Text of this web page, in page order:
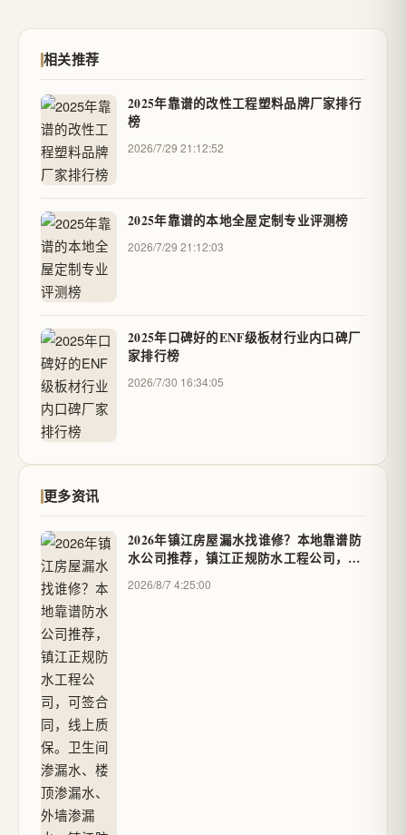
相关推荐
2025年靠谱的改性工程塑料品牌厂家排行
榜
2026/7/29 21:12:52
2025年靠谱的本地全屋定制专业评测榜
2026/7/29 21:12:03
2025年口碑好的ENF级板材行业内口碑厂
家排行榜
2026/7/30 16:34:05
更多资讯
2026年镇江房屋漏水找谁修？本地靠谱防
水公司推荐，镇江正规防水工程公司，可
签合同，线上质保。卫生间渗漏水、楼顶
渗漏水、外墙渗漏水，镇江防水补漏维修
2026/8/7 4:25:00